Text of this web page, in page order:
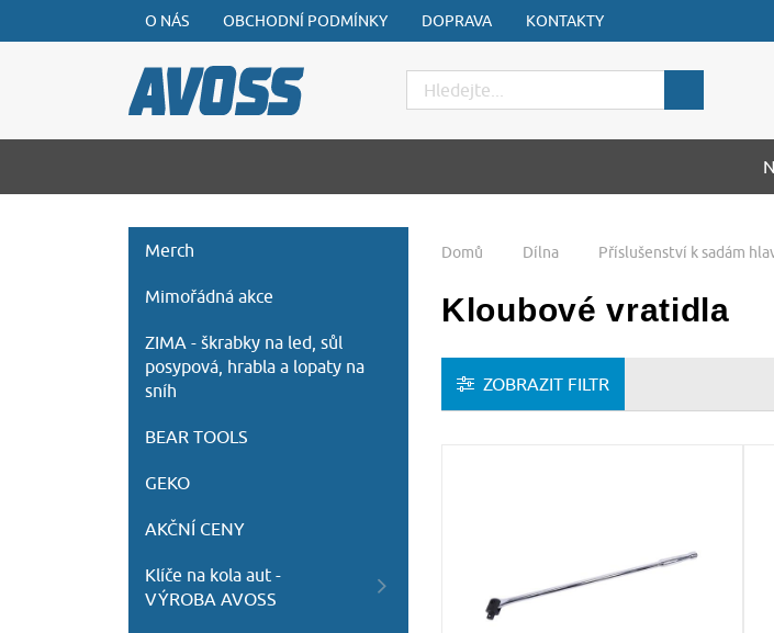
O NÁS OBCHODNÍ PODMÍNKY DOPRAVA KONTAKTY
Hledat
Merch
Mimořádná akce
ZIMA - škrabky na led, sůl
posypová, hrabla a lopaty na
sníh
BEAR TOOLS
GEKO
AKČNÍ CENY
Klíče na kola aut -
VÝROBA AVOSS
Domů Dílna Příslušenství k sadám
Kloubové vratidla
ZOBRAZIT FILTR